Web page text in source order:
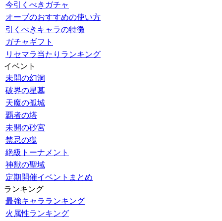
今引くべきガチャ
オーブのおすすめの使い方
引くべきキャラの特徴
ガチャギフト
リセマラ当たりランキング
イベント
未開の幻洞
破界の星墓
天魔の孤城
覇者の塔
未開の砂宮
禁忌の獄
絶級トーナメント
神獣の聖域
定期開催イベントまとめ
ランキング
最強キャラランキング
火属性ランキング